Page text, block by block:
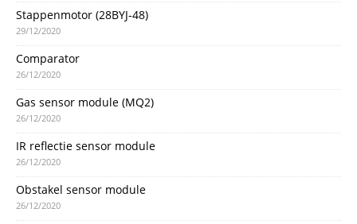
Stappenmotor (28BYJ-48)
29/12/2020
Comparator
26/12/2020
Gas sensor module (MQ2)
26/12/2020
IR reflectie sensor module
26/12/2020
Obstakel sensor module
26/12/2020